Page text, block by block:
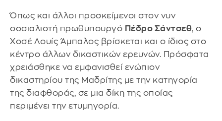
Όπως και άλλοι προσκείμενοι στον νυν
σοσιαλιστή πρωθυπουργό Πέδρο Σάντσεθ, ο
Χοσέ Λουίς Άμπαλος βρίσκεται και ο ίδιος στο
κέντρο άλλων δικαστικών ερευνών. Πρόσφατα
χρειάσθηκε να εμφανισθεί ενώπιον
δικαστηρίου της Μαδρίτης με την κατηγορία
της διαφθοράς, σε μια δίκη της οποίας
περιμένει την ετυμηγορία.